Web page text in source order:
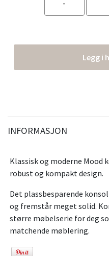
Legg i
INFORMASJON
Klassisk og moderne Mood
robust og kompakt design.
Det plassbesparende
og fremstår meget solid.
større møbelserie for deg
matchende møblering.